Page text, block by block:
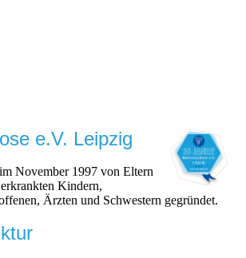
e.V. Leipzig
November 1997 von Eltern
Kindern,
Ärzten und Schwestern gegründet.